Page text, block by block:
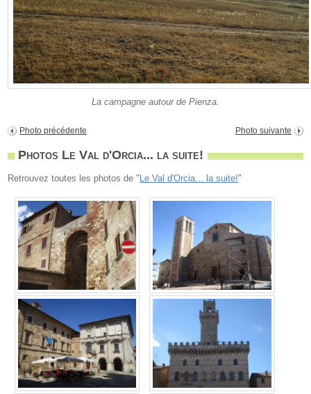
La campagne autour de Pienza.
Photo précédente Photo suivante
Photos Le Val d'Orcia... la suite!
Retrouvez toutes les photos de " Le Val d'Orcia... la suite!"